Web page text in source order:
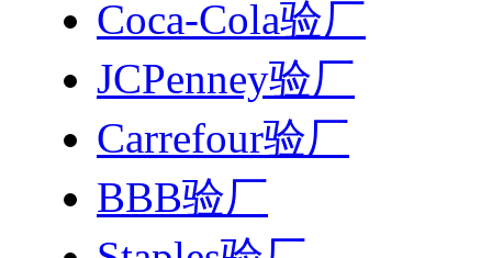
Coca-Cola验厂
JCPenney验厂
Carrefour验厂
BBB验厂